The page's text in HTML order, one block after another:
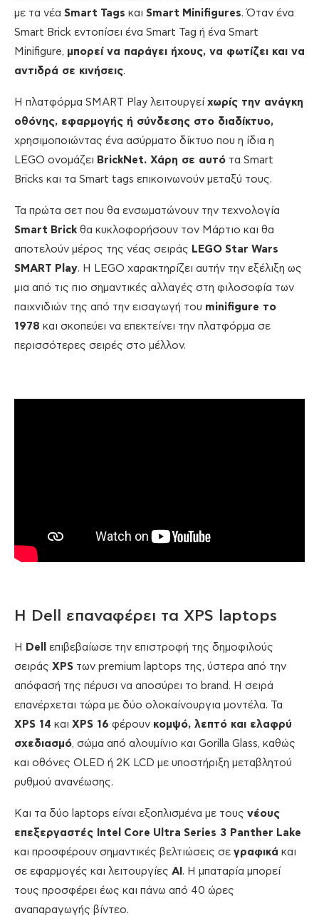
με τα νέα Smart Tags και Smart Minifigures. Όταν ένα
Smart Brick εντοπίσει ένα Smart Tag ή ένα Smart
Minifigure, μπορεί να παράγει ήχους, να φωτίζει και να
αντιδρά σε κινήσεις.
Η πλατφόρμα SMART Play λειτουργεί χωρίς την ανάγκη
οθόνης, εφαρμογής ή σύνδεσης στο διαδίκτυο,
χρησιμοποιώντας ένα ασύρματο δίκτυο που η ίδια η
LEGO ονομάζει BrickNet. Χάρη σε αυτό τα Smart
Bricks και τα Smart tags επικοινωνούν μεταξύ τους.
Τα πρώτα σετ που θα ενσωματώνουν την τεχνολογία
Smart Brick θα κυκλοφορήσουν τον Μάρτιο και θα
αποτελούν μέρος της νέας σειράς LEGO Star Wars
SMART Play. Η LEGO χαρακτηρίζει αυτήν την εξέλιξη ως
μια από τις πιο σημαντικές αλλαγές στη φιλοσοφία των
παιχνιδιών της από την εισαγωγή του minifigure το
1978 και σκοπεύει να επεκτείνει την πλατφόρμα σε
περισσότερες σειρές στο μέλλον.
Η Dell επαναφέρει τα XPS laptops
Η Dell
επιβεβαίωσε την επιστροφή της δημοφιλούς
σειράς XPS των premium laptops της, ύστερα από την
απόφασή της πέρυσι να αποσύρει το brand. Η σειρά
επανέρχεται τώρα με δύο ολοκαίνουργια μοντέλα. Τα
XPS 14 και XPS 16 φέρουν κομψό, λεπτό και ελαφρύ
σχεδιασμό, σώμα από αλουμίνιο και Gorilla Glass, καθώς
και οθόνες OLED ή 2K LCD με υποστήριξη μεταβλητού
ρυθμού ανανέωσης.
Και τα δύο laptops είναι εξοπλισμένα με τους νέους
επεξεργαστές
Intel Core Ultra Series 3 Panther Lake
και προσφέρουν σημαντικές βελτιώσεις σε γραφικά και
σε εφαρμογές και λειτουργίες AI . Η μπαταρία μπορεί
τους προσφέρει έως και πάνω από 40 ώρες
αναπαραγωγής βίντεο.